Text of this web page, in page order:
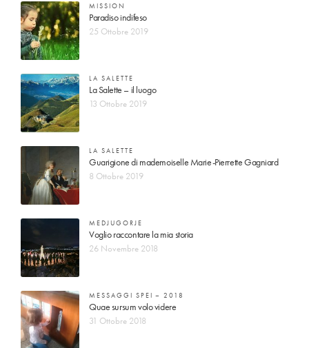
MISSION
Paradiso indifeso
25 Ottobre 2019
LA SALETTE
La Salette – il luogo
13 Ottobre 2019
LA SALETTE
Guarigione di mademoiselle Marie-Pierrette Gagniard
8 Ottobre 2019
MEDJUGORJE
Voglio raccontare la mia storia
26 Novembre 2018
MESSAGGI SPEI – 2018
Quae sursum volo videre
31 Ottobre 2018